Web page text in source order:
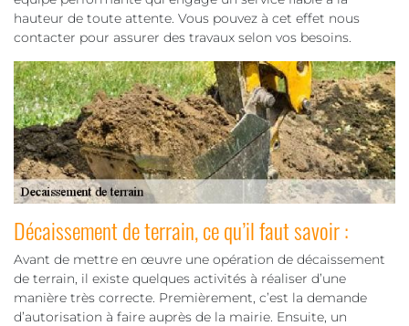
hauteur de toute attente. Vous pouvez à cet effet nous
contacter pour assurer des travaux selon vos besoins.
Décaissement de terrain, ce qu’il faut savoir :
Avant de mettre en œuvre une opération de décaissement
de terrain, il existe quelques activités à réaliser d’une
manière très correcte. Premièrement, c’est la demande
d’autorisation à faire auprès de la mairie. Ensuite, un